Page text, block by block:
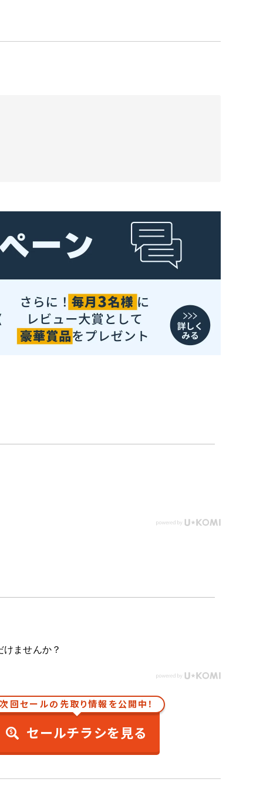
ませんか？
次回セールの先取り情報を公開中！
セールチラシを見る